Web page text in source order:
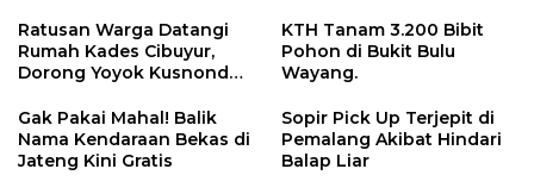
Ratusan Warga Datangi
Rumah Kades Cibuyur,
Dorong Yoyok Kusnondo
KTH Tanam 3.200 Bibit
Pohon di Bukit Bulu
Wayang.
Gak Pakai Mahal! Balik
Nama Kendaraan Bekas di
Jateng Kini Gratis
Sopir Pick Up Terjepit di
Pemalang Akibat Hindari
Balap Liar